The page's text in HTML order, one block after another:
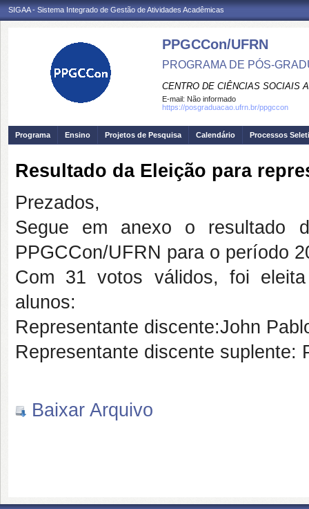
SIGAA - Sistema Integrado de Gestão de Atividades Acadêmicas
PPGCCon/UFRN
PROGRAMA DE PÓS-
CENTRO DE CIÊNCIAS SOCIAIS
E-mail: Não informado
https://posgraduacao.ufrn.br/ppgccon
Programa Ensino Projetos de Pesquisa Calendário Processos
Resultado da Eleição para
Prezados,
Segue em anexo o resultado
PPGCCon/UFRN para o período
Com 31 votos válidos, foi
alunos:
Representante discente:John
Representante discente suplente:
Baixar Arquivo